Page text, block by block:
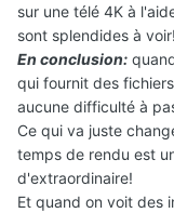
sur une télé 4K à
sont splendides à voir!
En conclusion:
qui fournit des
aucune difficulté à
Ce qui va juste
temps de rendu est
d'extraordinaire!
Et quand on voit des